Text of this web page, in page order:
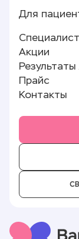
Приём
Лицензии и
О клинике
Отзывы
Новости
Вакансии
Для
Памятка
Полезные
Акции
Прайс
Контакты